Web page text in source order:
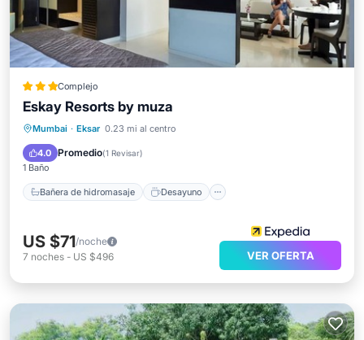
Complejo
Eskay Resorts by muza
Mumbai · Eksar 0.23 mi al centro
4.0 Promedio(1 Revisar)
1 Baño
Bañera de hidromasaje Desayuno
Bañera de hidromasaje
Aparcamiento
US $71/noche
7 noches - US $496 VER OFERTA